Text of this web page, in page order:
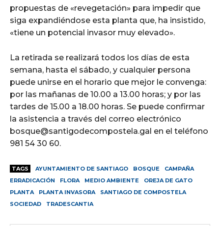
propuestas de «revegetación» para impedir que
siga expandiéndose esta planta que, ha insistido,
«tiene un potencial invasor muy elevado».
La retirada se realizará todos los días de esta
semana, hasta el sábado, y cualquier persona
puede unirse en el horario que mejor le convenga:
por las mañanas de 10.00 a 13.00 horas; y por las
tardes de 15.00 a 18.00 horas. Se puede confirmar
la asistencia a través del correo electrónico
bosque@santigodecompostela.gal en el teléfono
981 54 30 60.
TAGS AYUNTAMIENTO DE SANTIAGO BOSQUE
CAMPAÑA
ERRADICACIÓN
FLORA MEDIO AMBIENTE
OREJA DE GATO
PLANTA
PLANTA INVASORA
SANTIAGO DE COMPOSTELA
SOCIEDAD
TRADESCANTIA